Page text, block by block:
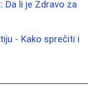
Da li je Zdravo za
- Kako sprečiti i